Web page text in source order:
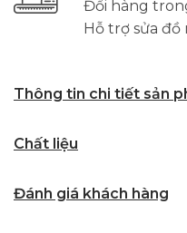
Đổi hàng
Hỗ trợ sửa đồ
Thông tin chi tiết sản
Chất liệu
Đánh giá khách hàng